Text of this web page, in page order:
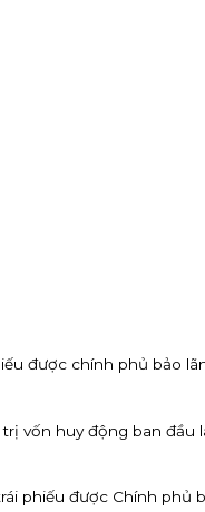
được chính phủ bảo
vốn huy động ban
phiếu được Chính phủ